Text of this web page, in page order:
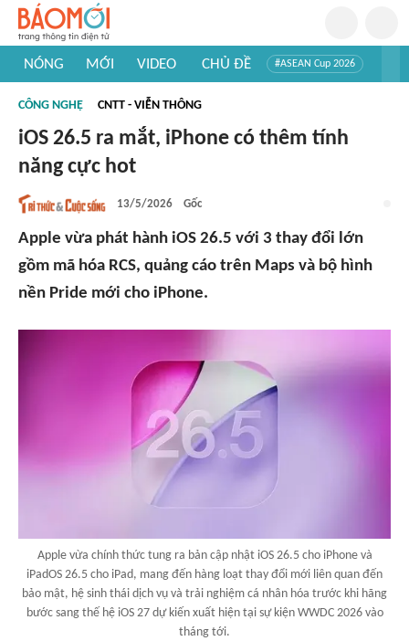
NÓNG MỚI VIDEO CHỦ ĐỀ #ASEAN Cup 2026
#Khám phá thế giới
CÔNG NGHỆ CNTT - VIỄN THÔNG
iOS 26.5 ra mắt, iPhone có thêm tính
năng cực hot
13/5/2026 Gốc
Apple vừa phát hành iOS 26.5 với 3 thay đổi lớn
gồm mã hóa RCS, quảng cáo trên Maps và bộ hình
nền Pride mới cho iPhone.
Apple vừa chính thức tung ra bản cập nhật iOS 26.5 cho iPhone và
iPadOS 26.5 cho iPad, mang đến hàng loạt thay đổi mới liên quan đến
bảo mật, hệ sinh thái dịch vụ và trải nghiệm cá nhân hóa trước khi hãng
bước sang thế hệ iOS 27 dự kiến xuất hiện tại sự kiện WWDC 2026 vào
tháng tới.